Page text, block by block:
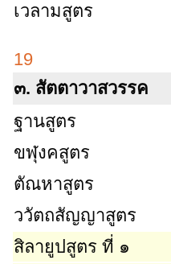
เวลามสูตร
19
๓. สัตตาวาสวรรค
ฐานสูตร
ขฬุงคสูตร
ตัณหาสูตร
ววัตถสัญญาสูตร
สิลายูปสูตร ที่ ๑